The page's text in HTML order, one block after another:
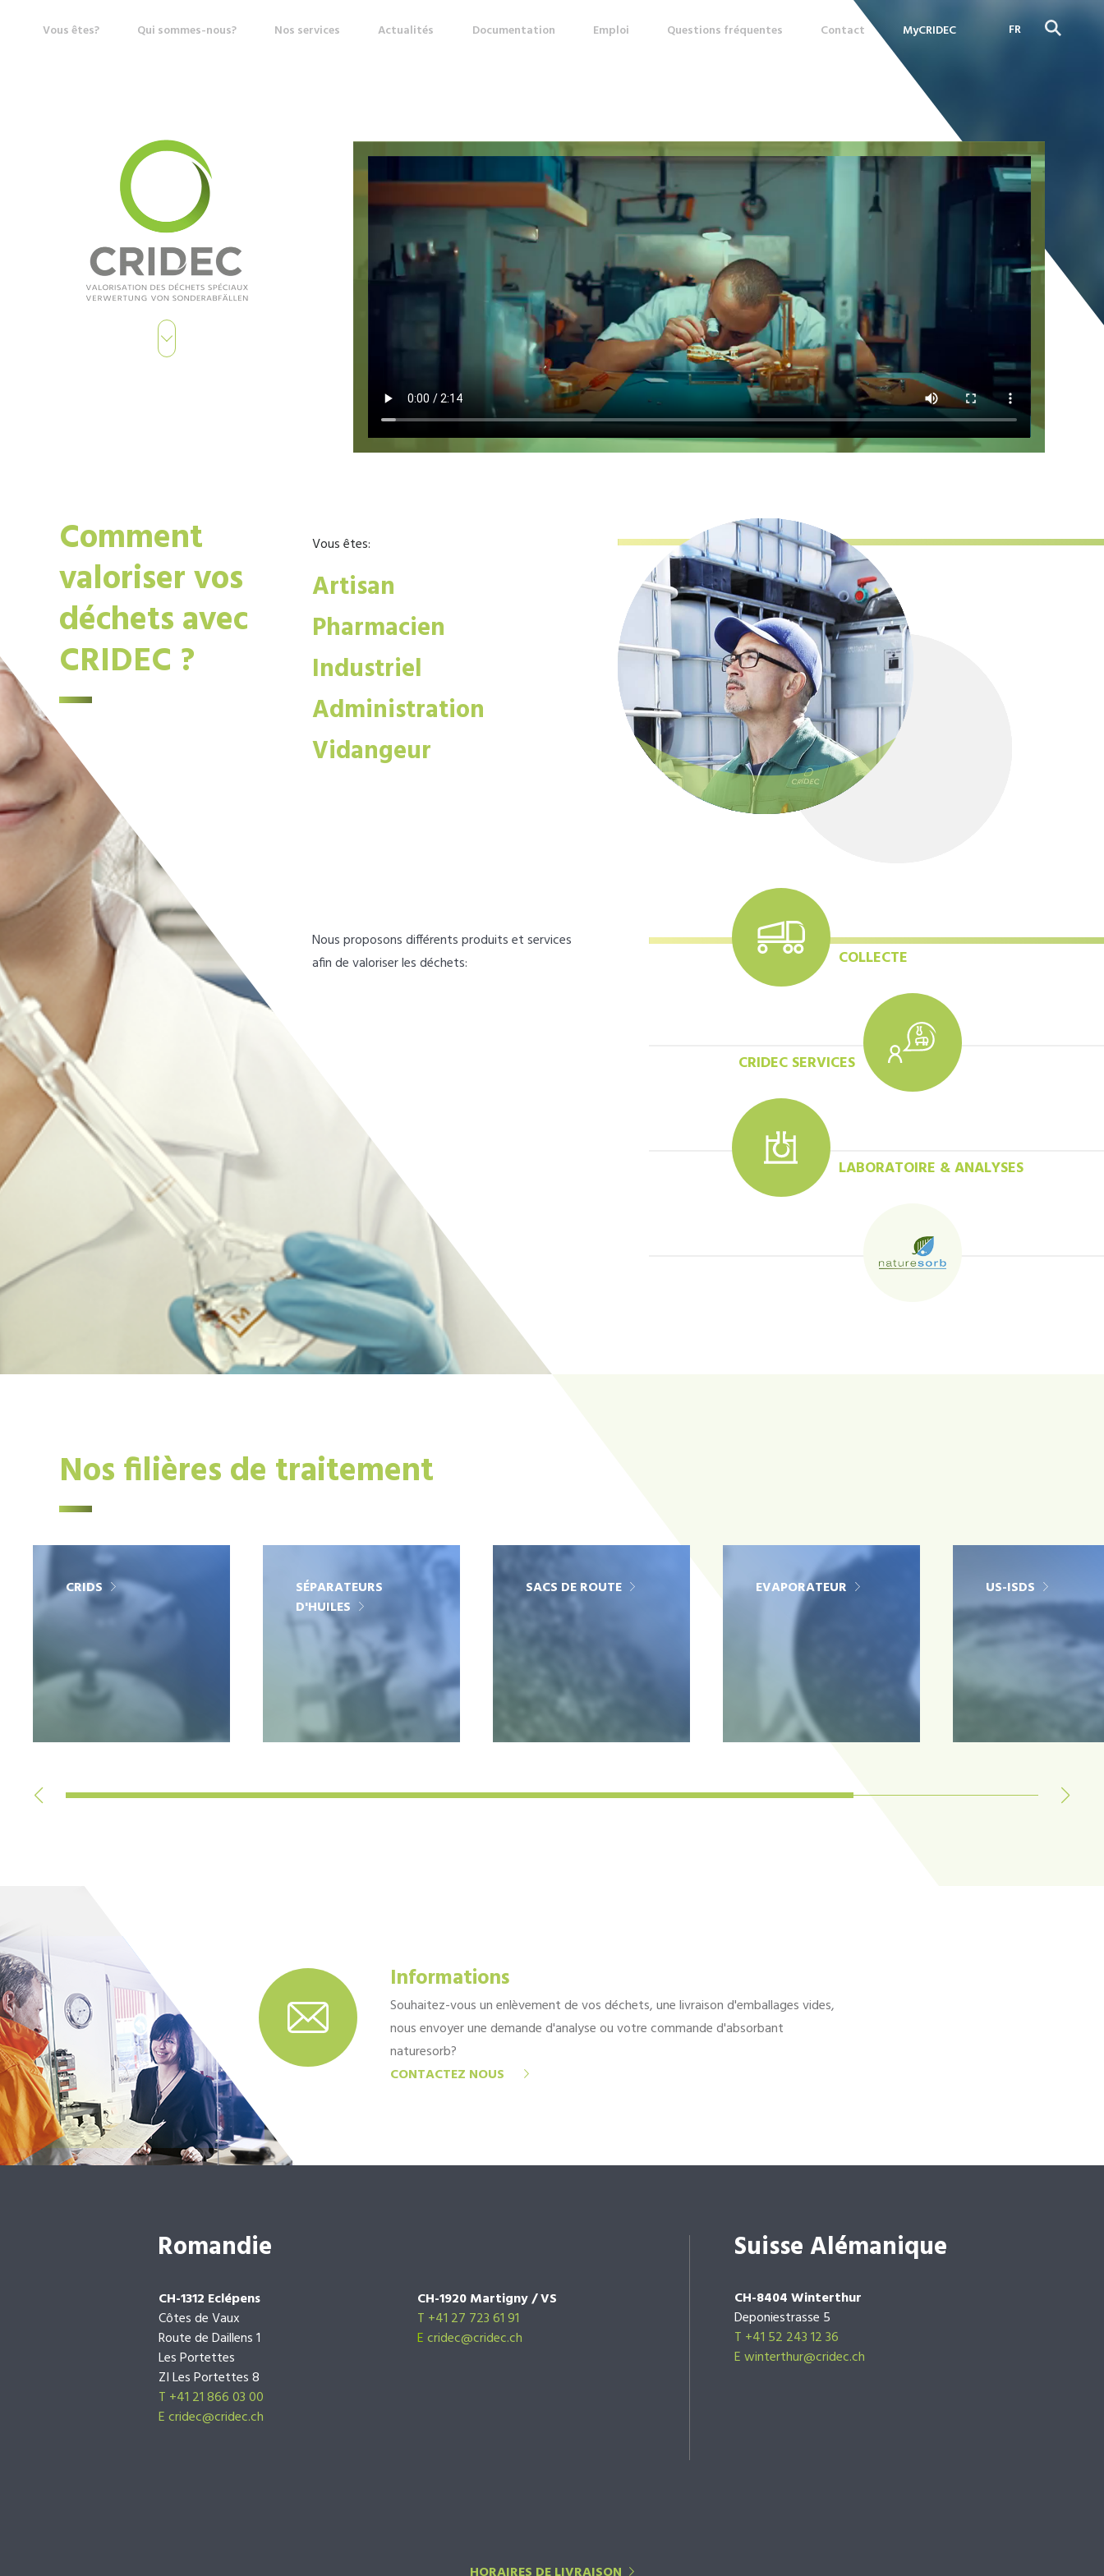
Vous êtes? Qui sommes-nous? Nos services Actualités Documentation Emploi Questions fréquentes Contact MyCRIDEC
FR
Comment
valoriser vos
déchets avec
CRIDEC ?
Vous êtes:
Artisan
Pharmacien
Industriel
Administration
Vidangeur
Nous proposons différents produits et services
afin de valoriser les déchets:
COLLECTE
CRIDEC SERVICES
LABORATOIRE & ANALYSES
Nos filières de traitement
CRIDS
SÉPARATEURS
D'HUILES
SACS DE ROUTE EVAPORATEUR US-ISDS
Informations
Souhaitez-vous un enlèvement de vos déchets, une livraison d'emballages vides,
nous envoyer une demande d'analyse ou votre commande d'absorbant
naturesorb?
CONTACTEZ NOUS
Romandie
CH-1312 Eclépens
Côtes de Vaux
Route de Daillens 1
Les Portettes
ZI Les Portettes 8
T +41 21 866 03 00
Ecridec@cridec.ch
CH-1920 Martigny / VS
T +41 27 723 61 91
Ecridec@cridec.ch
Suisse Alémanique
CH-8404 Winterthur
Deponiestrasse 5
T +41 52 243 12 36
E winterthur@cridec.ch